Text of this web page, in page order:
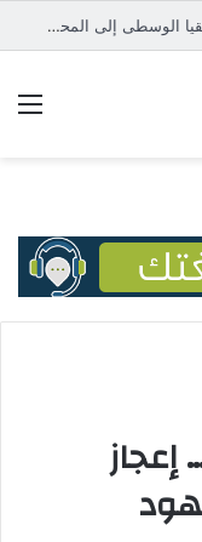
تسليم متهم بمجازر ضد المسلمين في إفريقيا الوسطى إلى المحكمة الدولية